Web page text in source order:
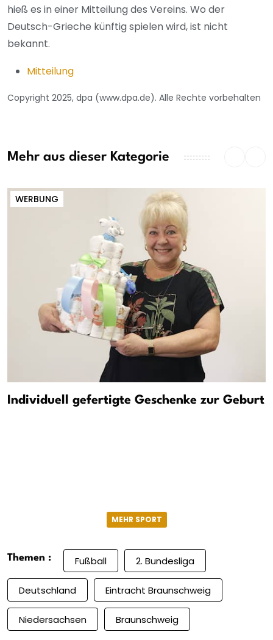
hieß es in einer Mitteilung des Vereins. Wo der
Deutsch-Grieche künftig spielen wird, ist nicht
bekannt.
Mitteilung
Copyright 2025, dpa (www.dpa.de). Alle Rechte vorbehalten
Mehr aus dieser Kategorie
WERBUNG
Individuell gefertigte Geschenke zur Geburt
MEHR SPORT
Themen : Fußball 2. Bundesliga
Deutschland Eintracht Braunschweig
Niedersachsen Braunschweig